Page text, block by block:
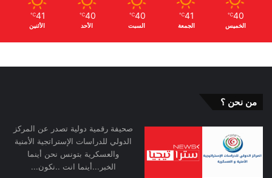
40
℃
الخميس
41
℃
الجمعة
40
℃
السبت
40
℃
الأحد
41
℃
الأثنين
من نحن ؟
صحيفة رقمية دولية تصدر عن المركز
الدولي للدراسات الإستراتجية الأمنية
والعسكرية بتونس نحن أينما
الخبر...أينما انت ..نكون...